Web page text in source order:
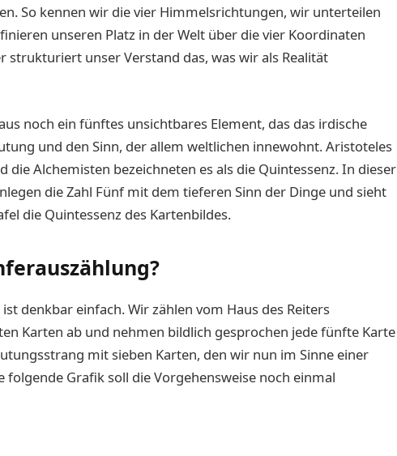
So kennen wir die vier Himmelsrichtungen, wir unterteilen
unseren Platz in der Welt über die vier Koordinaten
strukturiert unser Verstand das, was wir als Realität
noch ein fünftes unsichtbares Element, das das irdische
und den Sinn, der allem weltlichen innewohnt. Aristoteles
Alchemisten bezeichneten es als die Quintessenz. In dieser
die Zahl Fünf mit dem tieferen Sinn der Dinge und sieht
die Quintessenz des Kartenbildes.
denkbar einfach. Wir zählen vom Haus des Reiters
Karten ab und nehmen bildlich gesprochen jede fünfte Karte
mit sieben Karten, den wir nun im Sinne einer
Grafik soll die Vorgehensweise noch einmal